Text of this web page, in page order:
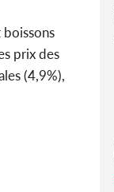
boissons
prix des
(4,9%),